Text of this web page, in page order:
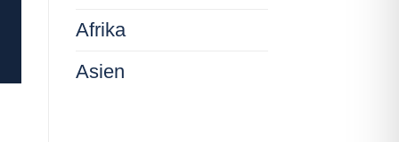
Afrika
Asien